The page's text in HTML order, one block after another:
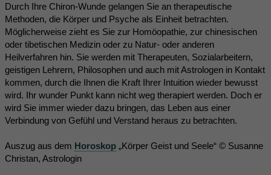
Durch Ihre Chiron-Wunde gelangen Sie an therapeutische
Methoden, die Körper und Psyche als Einheit betrachten.
Möglicherweise zieht es Sie zur Homöopathie, zur chinesischen
oder tibetischen Medizin oder zu Natur- oder anderen
Heilverfahren hin. Sie werden mit Therapeuten, Sozialarbeitern,
geistigen Lehrern, Philosophen und auch mit Astrologen in Kontakt
kommen, durch die Ihnen die Kraft Ihrer Intuition wieder bewusst
wird. Ihr wunder Punkt kann nicht weg therapiert werden. Doch er
wird Sie immer wieder dazu bringen, das Leben aus einer
Verbindung von Gefühl und Verstand heraus zu betrachten.
Auszug aus dem Horoskop „Körper Geist und Seele“ © Susanne
Christan, Astrologin